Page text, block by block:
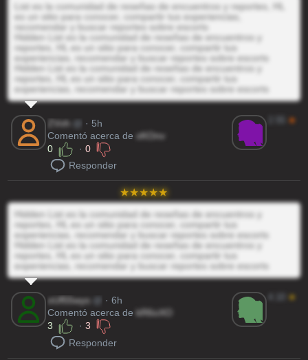
List es la comunidad de reseñas de encuentros y reportes, HL
es un sitio para conocer, compartir tus experiencias,
recomendar y buscar reportes sobre escorts
Hidden List es la comunidad de reseñas de encuentros y
reportes, HL es un sitio para conocer, compartir tus
experiencias, recomendar y buscar reportes sobre escorts
Hidden List es la comunidad de reseñas de encuentros y
reportes, HL es un sitio para conocer, compartir tus
experiencias, recomendar y buscar reportes sobre escorts
ZVvh
· 5h
Comentó acerca de xKOnv
0
·0
Responder
★
Hidden List es la comunidad de reseñas de encuentros y
reportes, HL es un sitio para conocer, compartir tus
experiencias, recomendar y buscar reportes sobre escorts
Hidden List es la comunidad de reseñas de encuentros y
reportes, HL es un sitio para conocer, compartir tus
experiencias, recomendar y buscar reportes sobre escorts
oUf55wys
· 6h
Comentó acerca de kR6oXO
3
·3
Responder
★